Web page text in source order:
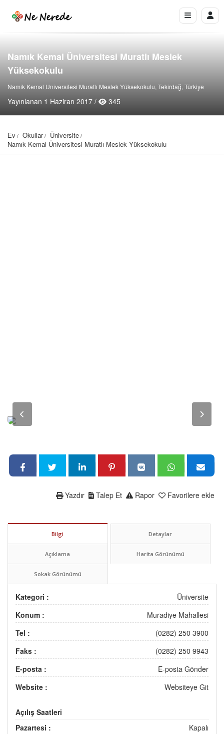
Namık Kemal Üniversitesi Muratlı Meslek
Yüksekokulu
Namik Kemal Universitesi Muratlı Meslek Yüksekokulu, Tekirdağ, Türkiye
Yayınlanan 1 Haziran 2017 / 345
Ev Okullar
Üniversite
Namık Kemal Üniversitesi Muratlı Meslek Yüksekokulu
Favorilere ekle
Rapor
Talep Et
Yazdır
Bilgi Detaylar
Açıklama Harita Görünümü
Sokak Görünümü
Kategori :
Üniversite
Konum :
Muradiye Mahallesi
Tel :
(0282) 250 3900
Faks :
(0282) 250 9943
E-posta :
E-posta Gönder
Website :
Websiteye Git
Açılış Saatleri
Pazartesi :
Kapalı